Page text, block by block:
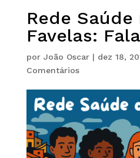
Rede Saúde
Favelas:
por João Oscar| dez 18,
Comentários